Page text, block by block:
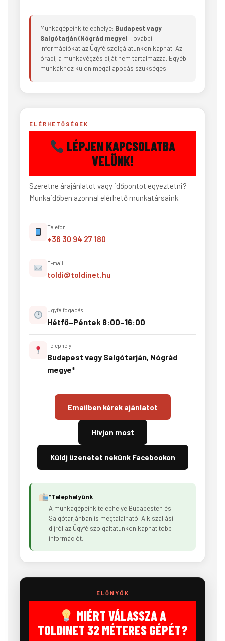
Munkagépeink telephelye: Budapest vagy
Salgótarján (Nógrád megye). További
információkat az Ügyfélszolgálatunkon kaphat. Az
óradíj a munkavégzés díját nem tartalmazza. Egyéb
munkákhoz külön megállapodás szükséges.
ELÉRHETŐSÉGEK
LÉPJEN KAPCSOLATBA
VELÜNK!
Szeretne árajánlatot vagy időpontot egyeztetni?
Munkaidőben azonnal elérhető munkatársaink.
Telefon
+36 30 94 27 180
E-mail
toldi@toldinet.hu
Ügyfélfogadás
Hétfő–Péntek 8:00–16:00
Telephely
Budapest vagy Salgótarján, Nógrád
megye*
Emailben kérek ajánlatot
Hívjon most
Küldj üzenetet nekünk Facebookon
*Telephelyünk
A munkagépeink telephelye Budapesten és
Salgótarjánban is megtalálható. A kiszállási
díjról az Ügyfélszolgáltatunkon kaphat több
információt.
ELŐNYÖK
MIÉRT VÁLASSZA A
TOLDINET 32 MÉTERES GÉPÉT?